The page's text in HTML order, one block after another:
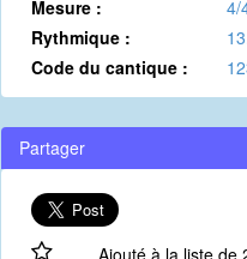
Mesure :
4/
Rythmique :
Code du cantique :
Partager
Ajouté à la liste de